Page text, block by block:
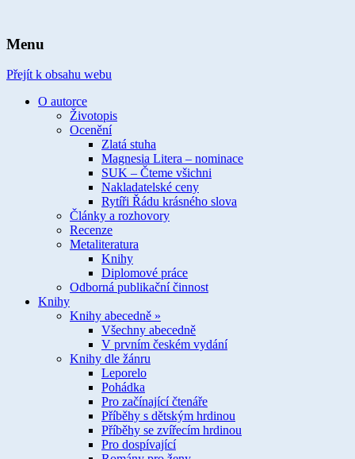
Ivona Březinová
Menu
Přejít k obsahu webu
O autorce
Životopis
Ocenění
Zlatá stuha
Magnesia Litera – nominace
SUK – Čteme všichni
Nakladatelské ceny
Rytíři Řádu krásného slova
Články a rozhovory
Recenze
Metaliteratura
Knihy
Diplomové práce
Odborná publikační činnost
Knihy
Knihy abecedně »
Všechny abecedně
V prvním českém vydání
Knihy dle žánru
Leporelo
Pohádka
Pro začínající čtenáře
Příběhy s dětským hrdinou
Příběhy se zvířecím hrdinou
Pro dospívající